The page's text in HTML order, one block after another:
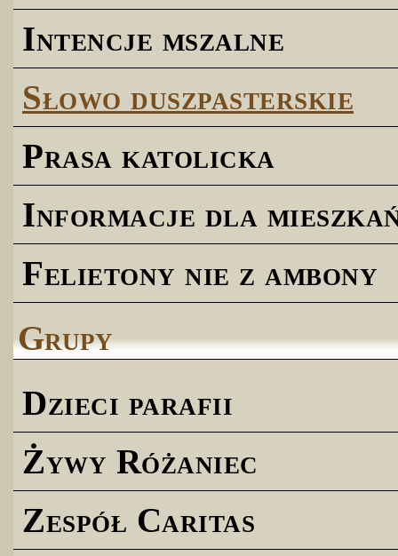
Intencje mszalne
Słowo duszpasterskie
Prasa katolicka
Informacje dla
Felietony nie z ambony
Grupy
Dzieci parafii
Żywy Różaniec
Zespół Caritas